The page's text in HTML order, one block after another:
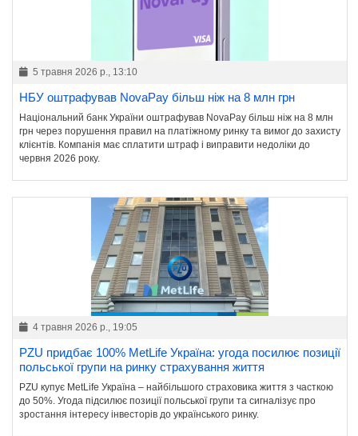
5 травня 2026 р., 13:10
НБУ оштрафував NovaPay більш ніж на 8 млн грн
Національний банк України оштрафував NovaPay більш ніж на 8 млн
грн через порушення правил на платіжному ринку та вимог до захисту
клієнтів. Компанія має сплатити штраф і виправити недоліки до
червня 2026 року.
4 травня 2026 р., 19:05
PZU придбає 100% MetLife Україна: угода посилює позиції
польської групи на ринку страхування життя
PZU купує MetLife Україна – найбільшого страховика життя з часткою
до 50%. Угода підсилює позиції польської групи та сигналізує про
зростання інтересу інвесторів до українського ринку.